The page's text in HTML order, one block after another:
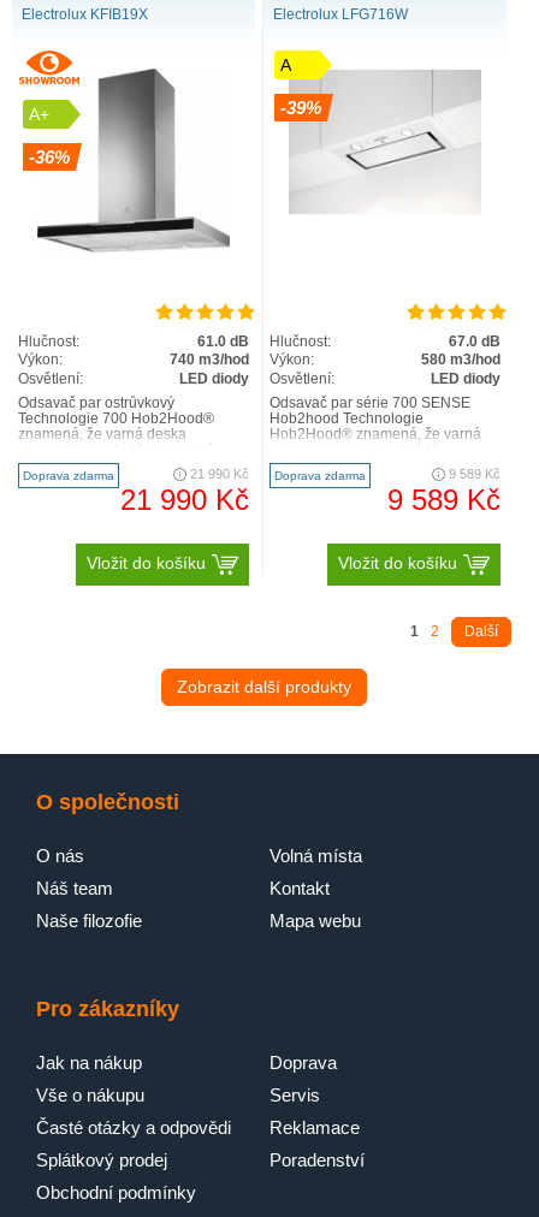
Electrolux KFIB19X
A+
-36%
Hlučnost:
61.0 dB
Výkon:
740 m3/hod
Osvětlení:
LED diody
Odsavač par ostrůvkový
Technologie 700 Hob2Hood®
znamená, že varná deska
odsavače par. Během vaření
upravuje intenzitu..
Doprava zdarma 21 990 Kč
21 990 Kč
Vložit do košíku
Electrolux LFG716W
A
-39%
Hlučnost:
67.0 dB
Výkon:
580 m3/hod
Osvětlení:
LED diody
Odsavač par série 700 SENSE
Hob2hood Technologie
Hob2Hood® znamená, že varná
nastavení odsavače par. Během
vaření upravuje..
Doprava zdarma 9 589 Kč
9 589 Kč
Vložit do košíku
1 2 Další
Zobrazit další produkty
O společnosti
O nás
Náš team
Naše filozofie
Volná místa
Kontakt
Mapa webu
Pro zákazníky
Jak na nákup
Vše o nákupu
Časté otázky a odpovědi
Splátkový prodej
Obchodní podmínky
Doprava
Servis
Reklamace
Poradenství